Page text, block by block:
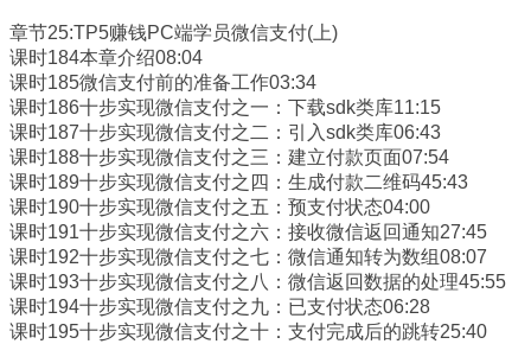
章节25:TP5赚钱PC端学员微信支付(上)
课时184本章介绍08:04
课时185微信支付前的准备工作03:34
课时186十步实现微信支付之一：下载sdk类库11:15
课时187十步实现微信支付之二：引入sdk类库06:43
课时188十步实现微信支付之三：建立付款页面07:54
课时189十步实现微信支付之四：生成付款二维码45:43
课时190十步实现微信支付之五：预支付状态04:00
课时191十步实现微信支付之六：接收微信返回通知27:45
课时192十步实现微信支付之七：微信通知转为数组08:07
课时193十步实现微信支付之八：微信返回数据的处理45:55
课时194十步实现微信支付之九：已支付状态06:28
课时195十步实现微信支付之十：支付完成后的跳转25:40